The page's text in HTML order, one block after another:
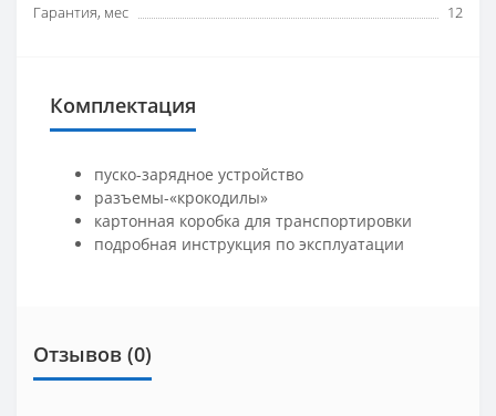
Гарантия, мес
12
Комплектация
пуско-зарядное устройство
разъемы-«крокодилы»
картонная коробка для транспортировки
подробная инструкция по эксплуатации
Отзывов (0)